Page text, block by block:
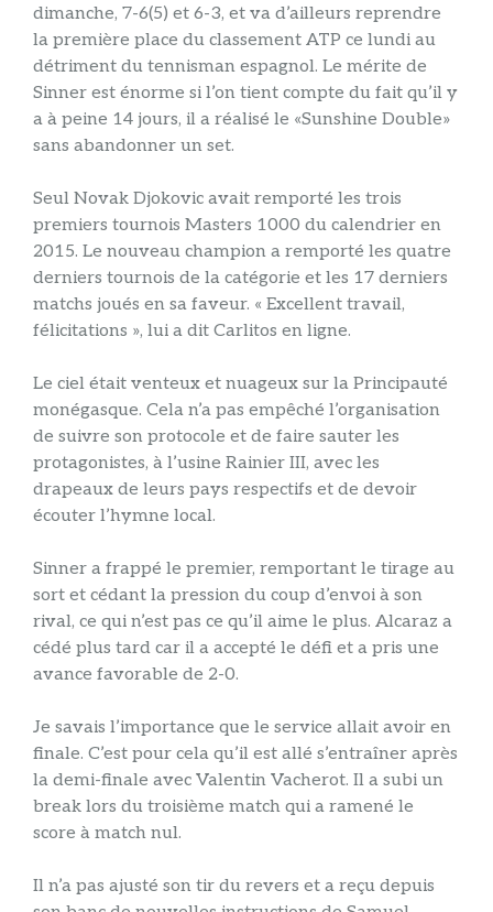
dimanche, 7-6(5) et 6-3, et va d’ailleurs reprendre
la première place du classement ATP ce lundi au
détriment du tennisman espagnol. Le mérite de
Sinner est énorme si l’on tient compte du fait qu’il y
a à peine 14 jours, il a réalisé le «Sunshine Double»
sans abandonner un set.
Seul Novak Djokovic avait remporté les trois
premiers tournois Masters 1000 du calendrier en
2015. Le nouveau champion a remporté les quatre
derniers tournois de la catégorie et les 17 derniers
matchs joués en sa faveur. « Excellent travail,
félicitations », lui a dit Carlitos en ligne.
Le ciel était venteux et nuageux sur la Principauté
monégasque. Cela n’a pas empêché l’organisation
de suivre son protocole et de faire sauter les
protagonistes, à l’usine Rainier III, avec les
drapeaux de leurs pays respectifs et de devoir
écouter l’hymne local.
Sinner a frappé le premier, remportant le tirage au
sort et cédant la pression du coup d’envoi à son
rival, ce qui n’est pas ce qu’il aime le plus. Alcaraz a
cédé plus tard car il a accepté le défi et a pris une
avance favorable de 2-0.
Je savais l’importance que le service allait avoir en
finale. C’est pour cela qu’il est allé s’entraîner après
la demi-finale avec Valentin Vacherot. Il a subi un
break lors du troisième match qui a ramené le
score à match nul.
Il n’a pas ajusté son tir du revers et a reçu depuis